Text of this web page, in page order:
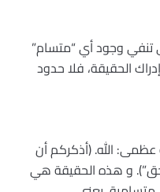
تنفي وجود أي “متسام”
الحقيقة، فلا حدود
الله. (أذكركم أن
و هذه الحقيقة هي